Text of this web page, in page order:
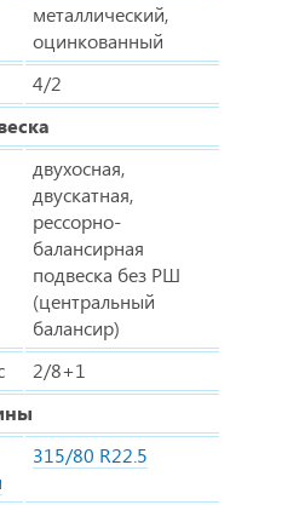
металлический,
оцинкованный
4/2
двухосная,
двускатная,
рессорно-
балансирная
подвеска без РШ
(центральный
балансир)
2/8+1
315/80 R22.5